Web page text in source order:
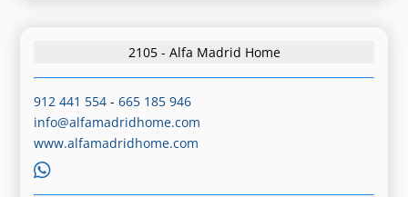
2105 - Alfa Madrid Home
912 441 554 -665 185 946
info@alfamadridhome.com
www.alfamadridhome.com